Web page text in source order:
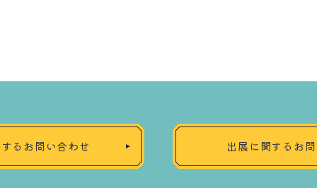
るお問い合わせ 出展に関するお